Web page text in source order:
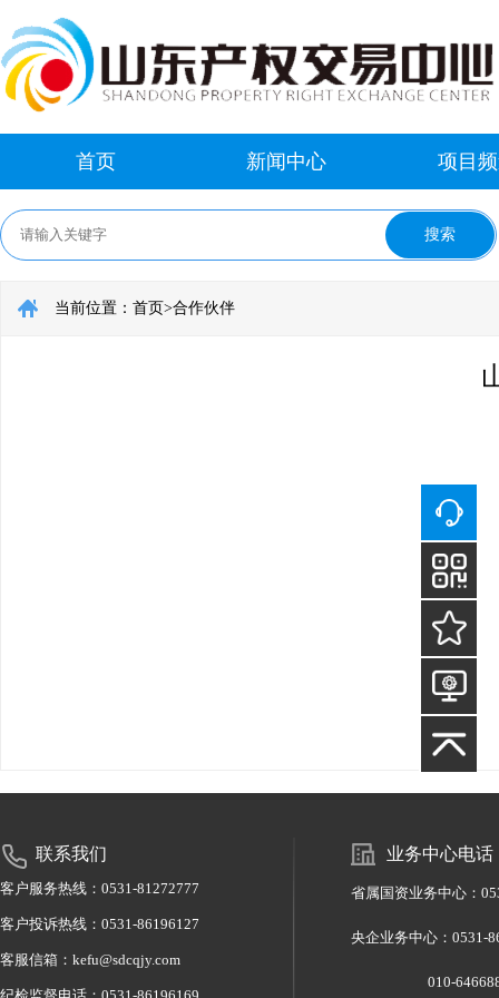
首页 新闻中心 项目
当前位置： 首页>合作伙伴
联系我们
客户服务热线：0531-81272777
客户投诉热线：0531-86196127
客服信箱：kefu@sdcqjy.com
业务中心电话
省属国资业务中心：
央企业务中心：
010-64668860